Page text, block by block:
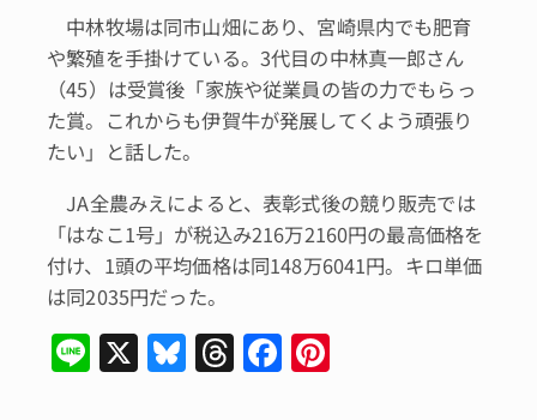
中林牧場は同市山畑にあり、宮崎県内でも肥育
や繁殖を手掛けている。3代目の中林真一郎さん
（45）は受賞後「家族や従業員の皆の力でもらっ
た賞。これからも伊賀牛が発展してくよう頑張り
たい」と話した。
JA全農みえによると、表彰式後の競り販売では
「はなこ1号」が税込み216万2160円の最高価格を
付け、1頭の平均価格は同148万6041円。キロ単価
は同2035円だった。
Li
n
X Bl
u
T
hr
F
a